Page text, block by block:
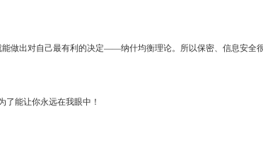
做出对自己最有利的决定——纳什均衡理论。所以保密、信息安全很
了能让你永远在我眼中！